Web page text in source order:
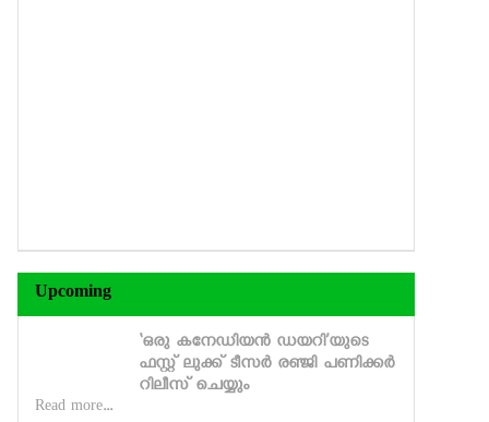
Upcoming
‘ഒരു കനേഡിയന്‍ ഡയറി’യുടെ
ഫസ്റ്റ് ലുക്ക് ടീസര്‍ രഞ്ജി പണിക്കര്‍
റിലീസ് ചെയ്യും
Read more...